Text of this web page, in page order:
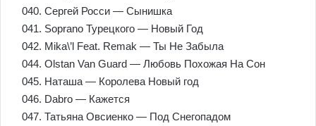
040. Сергей Росси — Сынишка
041. Soprano Турецкого — Новый Год
042. Mika\’l Feat. Remak — Ты Не Забыла
044. Olstan Van Guard — Любовь Похожая На Сон
045. Наташа — Королева Новый год
046. Dabro — Кажется
047. Татьяна Овсиенко — Под Снегопадом